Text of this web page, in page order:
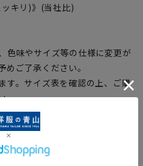
ッキリ)》(当社比)
色味やサイズ等の仕様に変更が
ご了承ください。
す。サイズ表を確認の上、ご購
。
、着用感や実際のサイズ表に若
ます。予めご了承ください。
ズを記載しております。一
(ヌードサイズ)を記載している